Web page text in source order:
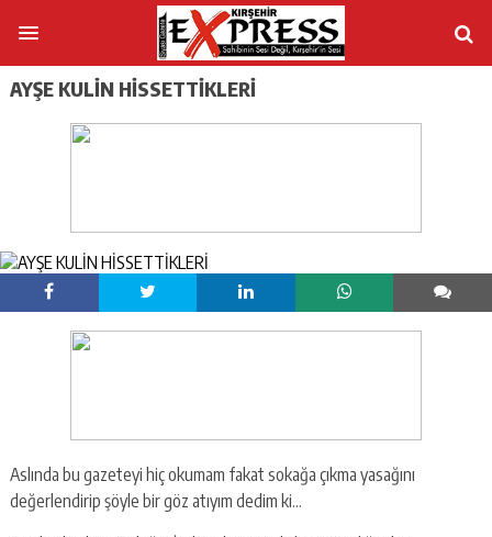
AYŞE KULİN HİSSETTİKLERİ
Aslında bu gazeteyi hiç okumam fakat sokağa çıkma yasağını
değerlendirip şöyle bir göz atıyım dedim ki…